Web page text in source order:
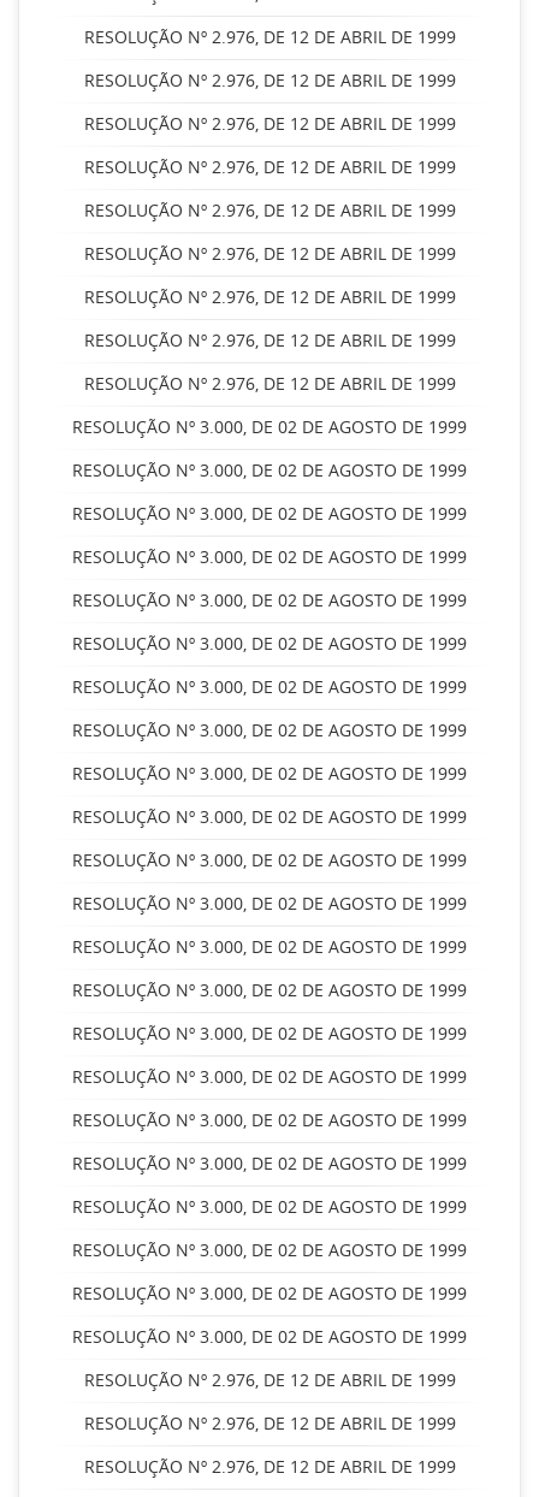
RESOLUÇÃO Nº 2.976, DE 12 DE ABRIL DE 1999
RESOLUÇÃO Nº 2.976, DE 12 DE ABRIL DE 1999
RESOLUÇÃO Nº 2.976, DE 12 DE ABRIL DE 1999
RESOLUÇÃO Nº 2.976, DE 12 DE ABRIL DE 1999
RESOLUÇÃO Nº 2.976, DE 12 DE ABRIL DE 1999
RESOLUÇÃO Nº 2.976, DE 12 DE ABRIL DE 1999
RESOLUÇÃO Nº 2.976, DE 12 DE ABRIL DE 1999
RESOLUÇÃO Nº 2.976, DE 12 DE ABRIL DE 1999
RESOLUÇÃO Nº 2.976, DE 12 DE ABRIL DE 1999
RESOLUÇÃO Nº 3.000, DE 02 DE AGOSTO DE 1999
RESOLUÇÃO Nº 3.000, DE 02 DE AGOSTO DE 1999
RESOLUÇÃO Nº 3.000, DE 02 DE AGOSTO DE 1999
RESOLUÇÃO Nº 3.000, DE 02 DE AGOSTO DE 1999
RESOLUÇÃO Nº 3.000, DE 02 DE AGOSTO DE 1999
RESOLUÇÃO Nº 3.000, DE 02 DE AGOSTO DE 1999
RESOLUÇÃO Nº 3.000, DE 02 DE AGOSTO DE 1999
RESOLUÇÃO Nº 3.000, DE 02 DE AGOSTO DE 1999
RESOLUÇÃO Nº 3.000, DE 02 DE AGOSTO DE 1999
RESOLUÇÃO Nº 3.000, DE 02 DE AGOSTO DE 1999
RESOLUÇÃO Nº 3.000, DE 02 DE AGOSTO DE 1999
RESOLUÇÃO Nº 3.000, DE 02 DE AGOSTO DE 1999
RESOLUÇÃO Nº 3.000, DE 02 DE AGOSTO DE 1999
RESOLUÇÃO Nº 3.000, DE 02 DE AGOSTO DE 1999
RESOLUÇÃO Nº 3.000, DE 02 DE AGOSTO DE 1999
RESOLUÇÃO Nº 3.000, DE 02 DE AGOSTO DE 1999
RESOLUÇÃO Nº 3.000, DE 02 DE AGOSTO DE 1999
RESOLUÇÃO Nº 3.000, DE 02 DE AGOSTO DE 1999
RESOLUÇÃO Nº 3.000, DE 02 DE AGOSTO DE 1999
RESOLUÇÃO Nº 3.000, DE 02 DE AGOSTO DE 1999
RESOLUÇÃO Nº 3.000, DE 02 DE AGOSTO DE 1999
RESOLUÇÃO Nº 3.000, DE 02 DE AGOSTO DE 1999
RESOLUÇÃO Nº 2.976, DE 12 DE ABRIL DE 1999
RESOLUÇÃO Nº 2.976, DE 12 DE ABRIL DE 1999
RESOLUÇÃO Nº 2.976, DE 12 DE ABRIL DE 1999